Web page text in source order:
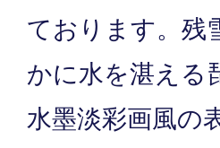
ております。残
かに水を湛える
水墨淡彩画風の